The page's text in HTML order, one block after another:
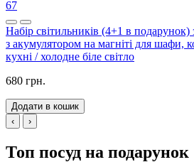
67
Набір світильників (4+1 в подарунок)
з акумулятором на магніті для шафи,
кухні / холодне біле світло
680 грн.
Додати в кошик
‹
›
Топ посуд на подарунок